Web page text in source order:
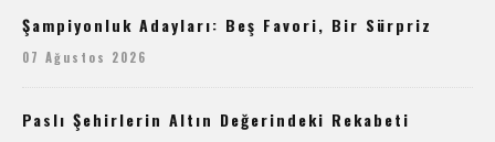
Şampiyonluk Adayları: Beş Favori, Bir Sürpriz
07 Ağustos 2026
Paslı Şehirlerin Altın Değerindeki Rekabeti